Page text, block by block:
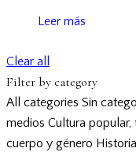
Leer más
Clear all
Filter by category
All categories Sin
medios Cultura popular,
cuerpo y género